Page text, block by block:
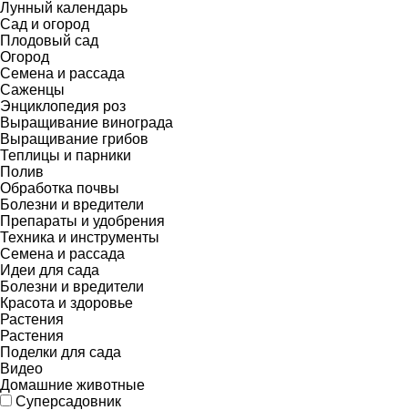
Лунный календарь
Сад и огород
Плодовый сад
Огород
Семена и рассада
Саженцы
Энциклопедия роз
Выращивание винограда
Выращивание грибов
Теплицы и парники
Полив
Обработка почвы
Болезни и вредители
Препараты и удобрения
Техника и инструменты
Семена и рассада
Идеи для сада
Болезни и вредители
Красота и здоровье
Растения
Растения
Поделки для сада
Видео
Домашние животные
Суперсадовник